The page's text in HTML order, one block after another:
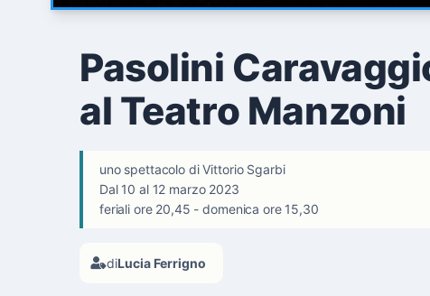
Pasolini
al Teatro Manzoni
uno spettacolo di Vittorio Sgarbi
Dal 10 al 12 marzo 2023
feriali ore 20,45 - domenica ore 15,30
diLucia Ferrigno